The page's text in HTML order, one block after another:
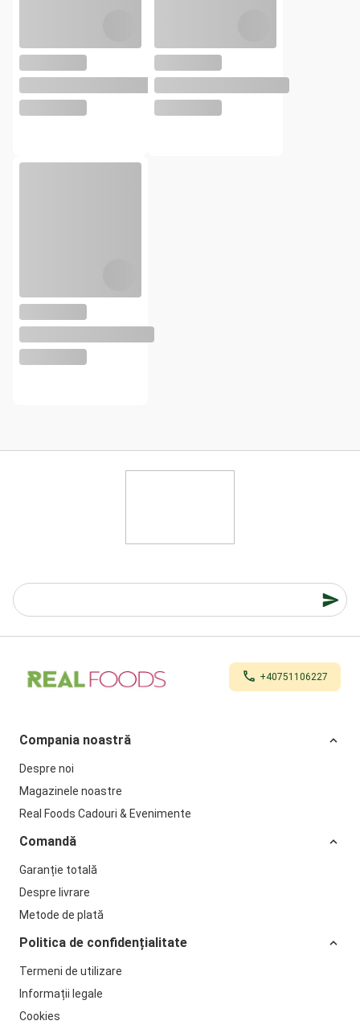
+40751106227
Compania noastră
Despre noi
Magazinele noastre
Real Foods Cadouri & Evenimente
Comandă
Garanție totală
Despre livrare
Metode de plată
Politica de confidențialitate
Termeni de utilizare
Informații legale
Cookies